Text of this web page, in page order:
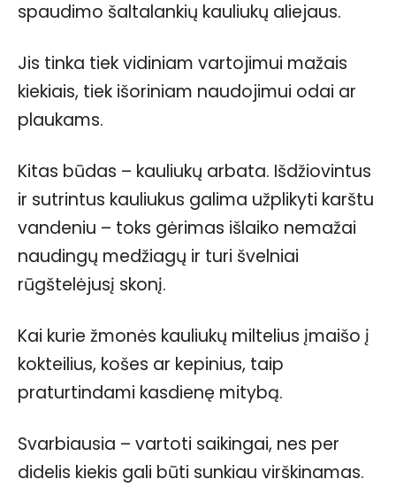
spaudimo šaltalankių kauliukų aliejaus.
Jis tinka tiek vidiniam vartojimui mažais
kiekiais, tiek išoriniam naudojimui odai ar
plaukams.
Kitas būdas – kauliukų arbata. Išdžiovintus
ir sutrintus kauliukus galima užplikyti karštu
vandeniu – toks gėrimas išlaiko nemažai
naudingų medžiagų ir turi švelniai
rūgštelėjusį skonį.
Kai kurie žmonės kauliukų miltelius įmaišo į
kokteilius, košes ar kepinius, taip
praturtindami kasdienę mitybą.
Svarbiausia – vartoti saikingai, nes per
didelis kiekis gali būti sunkiau virškinamas.